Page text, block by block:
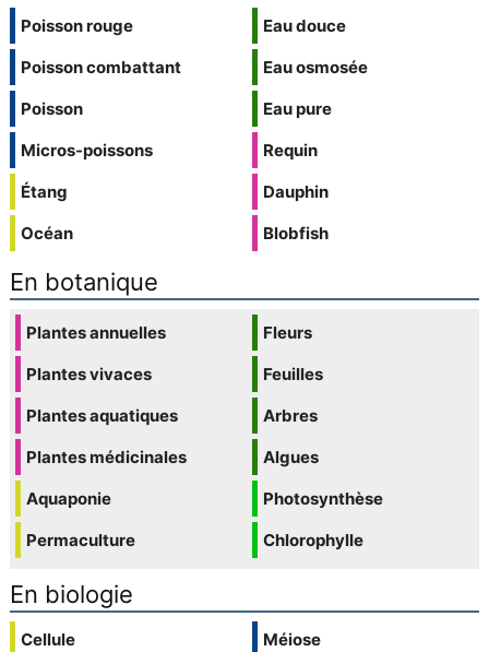
Poisson rouge
Poisson combattant
Poisson
Micros-poissons
Étang
Océan
Eau douce
Eau osmosée
Eau pure
Requin
Dauphin
Blobfish
En botanique
Plantes annuelles
Plantes vivaces
Plantes aquatiques
Plantes médicinales
Aquaponie
Permaculture
Fleurs
Feuilles
Arbres
Algues
Photosynthèse
Chlorophylle
En biologie
Cellule
Méiose